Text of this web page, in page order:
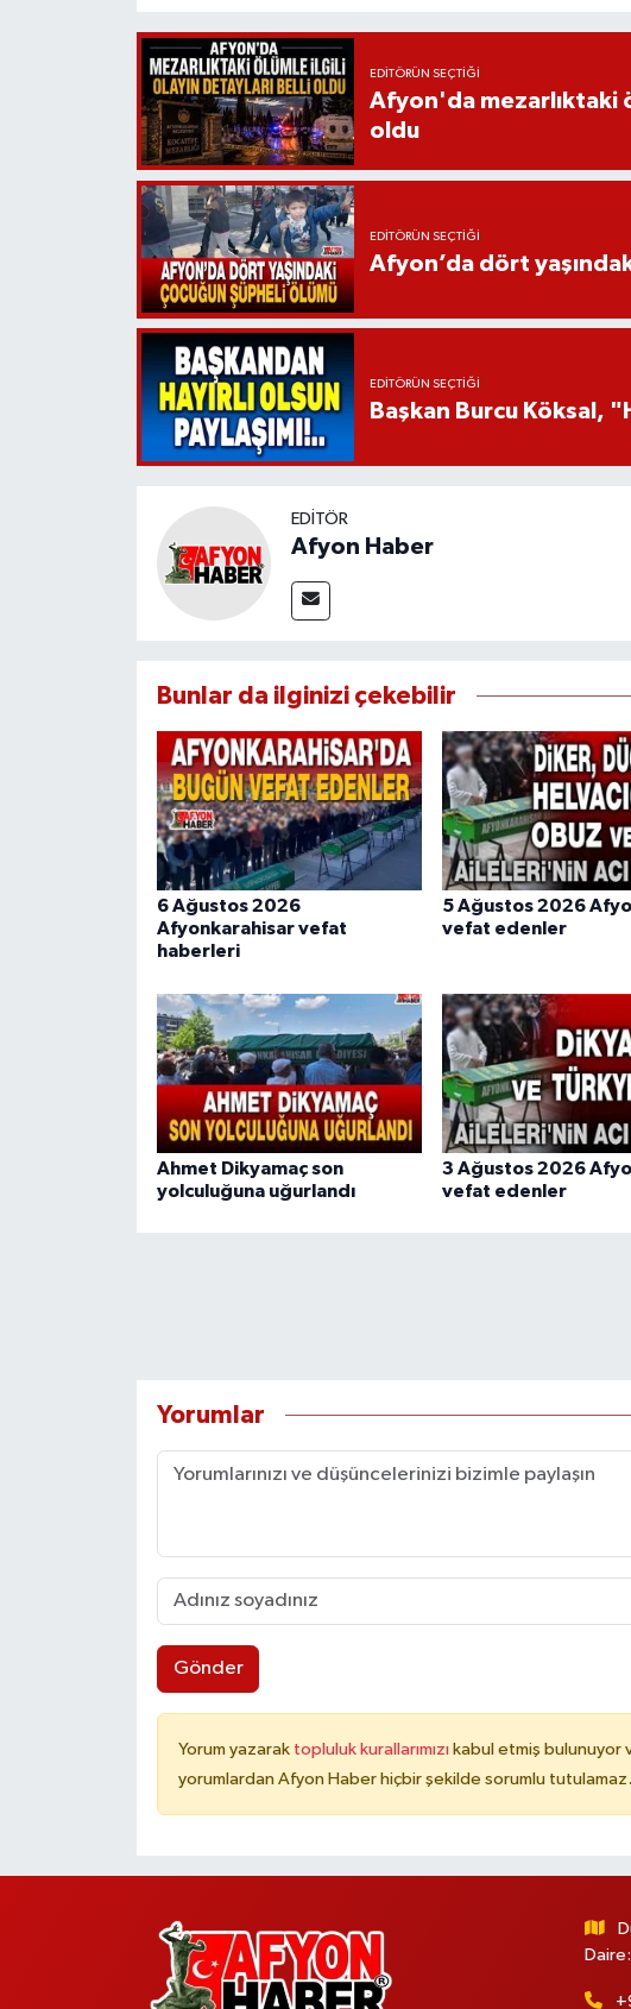
EDITÖRÜN SEÇTIĞI
Afyon'da mezarlıktaki
oldu
EDITÖRÜN SEÇTIĞI
Afyon’da dört
EDITÖRÜN SEÇTIĞI
Başkan Burcu Köksal,
EDITÖR
Afyon Haber
Bunlar da ilginizi çekebilir
6 Ağustos 2026
Afyonkarahisar vefat
haberleri
5 Ağustos 2026
vefat edenler
Ahmet Dikyamaç son
yolculuğuna uğurlandı
3 Ağustos 2026
vefat edenler
Yorumlar
Gönder
Yorum yazarak topluluk kurallarımızı kabul etmiş bulunuyor
yorumlardan Afyon Haber hiçbir şekilde sorumlu tutulamaz.